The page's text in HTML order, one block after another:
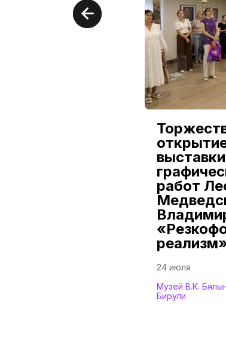
выставки
работ
24 июля
Музей В.К.
Бирули